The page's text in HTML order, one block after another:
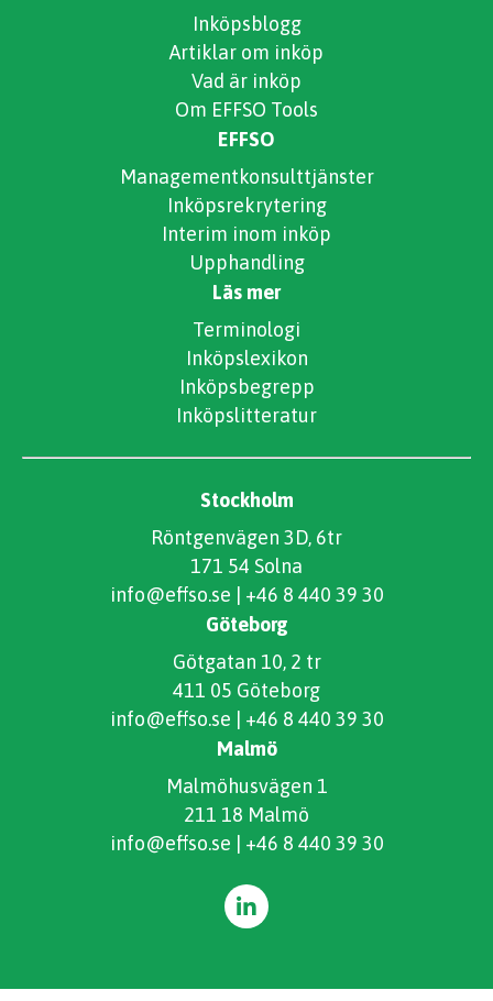
Inköpsblogg
Artiklar om inköp
Vad är inköp
Om EFFSO Tools
EFFSO
Managementkonsulttjänster
Inköpsrekrytering
Interim inom inköp
Upphandling
Läs mer
Terminologi
Inköpslexikon
Inköpsbegrepp
Inköpslitteratur
Stockholm
Röntgenvägen 3D, 6tr
171 54 Solna
info@effso.se
+46 8 440 39 30
Göteborg
Götgatan 10, 2 tr
411 05 Göteborg
info@effso.se
+46 8 440 39 30
Malmö
Malmöhusvägen 1
211 18 Malmö
info@effso.se
+46 8 440 39 30